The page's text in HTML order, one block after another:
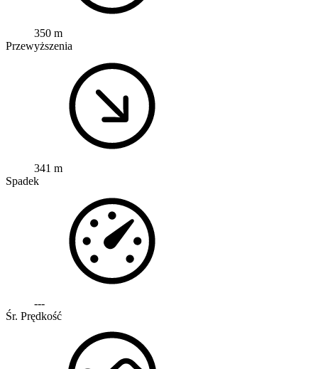
350 m
Przewyższenia
341 m
Spadek
---
Śr. Prędkość